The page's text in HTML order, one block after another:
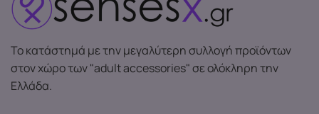
Το κατάστημά με την μεγαλύτερη συλλογή προϊόντων
στον χώρο των "adult accessories" σε ολόκληρη την
Ελλάδα.